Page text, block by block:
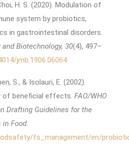
H. S. (2020). Modulation of
system by probiotics,
in gastrointestinal disorders.
Biotechnology, 30(4), 497–
jmb.1906.06064
S., & Isolauri, E. (2002).
of beneficial effects.FAO/WHO
Drafting Guidelines for the
in Food.
fs_management/en/